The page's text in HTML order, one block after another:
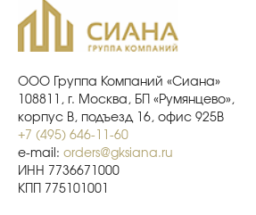
ООО Группа Компаний «Сиана»
108811, г. Москва, БП «Румянцево»,
корпус В, подъезд 16, офис 925В
+7 (495) 646-11-60
e-mail: orders@gksiana.ru
ИНН 7736671000
КПП 775101001